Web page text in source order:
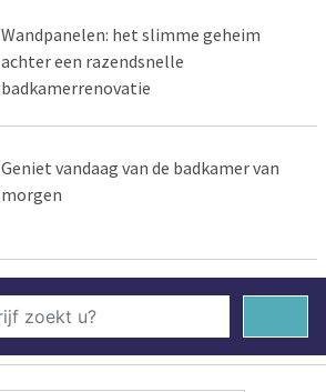
Wandpanelen: het slimme geheim
achter een razendsnelle
badkamerrenovatie
Geniet vandaag van de badkamer van
morgen